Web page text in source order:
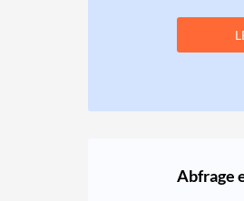
Abfrage